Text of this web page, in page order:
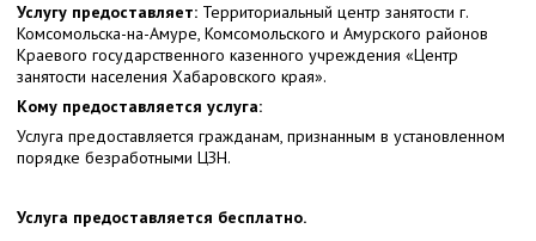
Услугу предоставляет: Территориальный центр занятости г.
Комсомольска-на-Амуре, Комсомольского и Амурского районов
Краевого государственного казенного учреждения «Центр
занятости населения Хабаровского края».
Кому предоставляется услуга:
Услуга предоставляется гражданам, признанным в установленном
порядке безработными ЦЗН.
Услуга предоставляется бесплатно.